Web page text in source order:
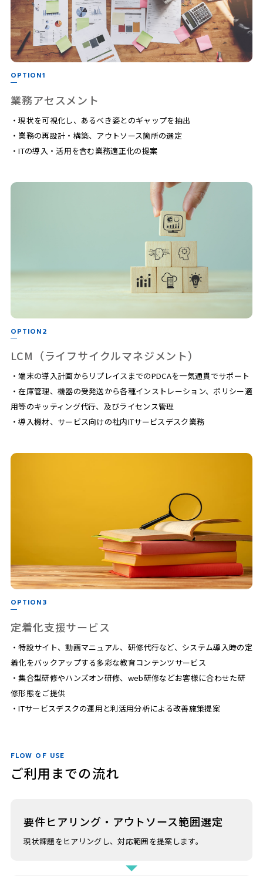
OPTION1
業務アセスメント
・現状を可視化し、あるべき姿とのギャップを抽出
・業務の再設計・構築、アウトソース箇所の選定
・ITの導入・活用を含む業務適正化の提案
OPTION2
LCM（ライフサイクルマネジメント）
・端末の導入計画からリプレイスまでのPDCAを一気通貫でサポート
・在庫管理、機器の受発送から各種インストレーション、ポリシー適
用等のキッティング代行、及びライセンス管理
・導入機材、サービス向けの社内ITサービスデスク業務
OPTION3
定着化支援サービス
・特設サイト、動画マニュアル、研修代行など、システム導入時の定
着化をバックアップする多彩な教育コンテンツサービス
・集合型研修やハンズオン研修、web研修などお客様に合わせた研
修形態をご提供
・ITサービスデスクの運用と利活用分析による改善施策提案
FLOW OF USE
ご利用までの流れ
要件ヒアリング・アウトソース範囲選定
現状課題をヒアリングし、対応範囲を提案します。